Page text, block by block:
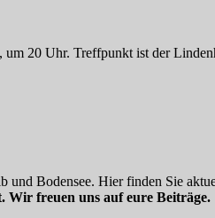
, um 20 Uhr. Treffpunkt ist der
Bodensee. Hier finden Sie
Wir freuen uns auf eure Beiträge.